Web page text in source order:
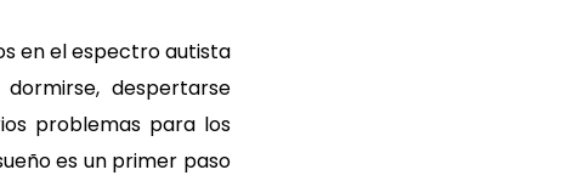
en el espectro autista
despertarse
problemas para los
es un primer paso